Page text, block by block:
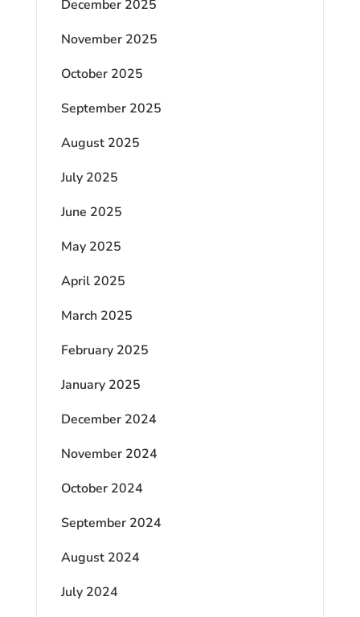
December 2025
November 2025
October 2025
September 2025
August 2025
July 2025
June 2025
May 2025
April 2025
March 2025
February 2025
January 2025
December 2024
November 2024
October 2024
September 2024
August 2024
July 2024